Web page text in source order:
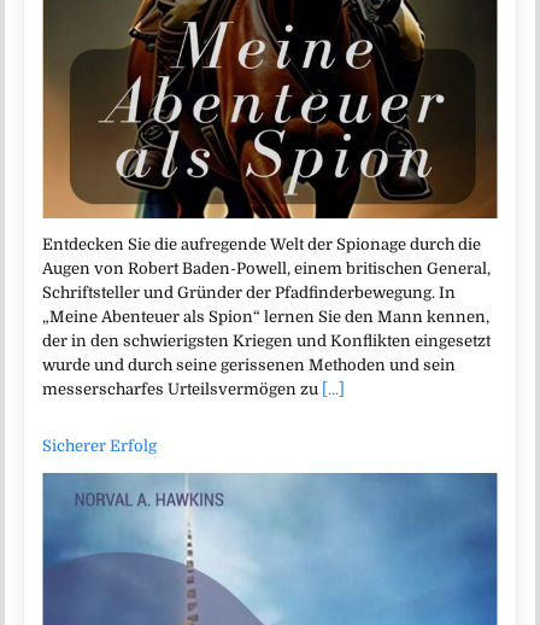
Entdecken Sie die aufregende Welt der Spionage durch die
Augen von Robert Baden-Powell, einem britischen General,
Schriftsteller und Gründer der Pfadfinderbewegung. In
„Meine Abenteuer als Spion“ lernen Sie den Mann kennen,
der in den schwierigsten Kriegen und Konflikten eingesetzt
wurde und durch seine gerissenen Methoden und sein
messerscharfes Urteilsvermögen zu [...]
Sicherer Erfolg